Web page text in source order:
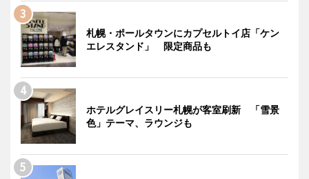
札幌・ポールタウンにカプセルトイ店「ケン
エレスタンド」 限定商品も
ホテルグレイスリー札幌が客室刷新 「雪景
色」テーマ、ラウンジも